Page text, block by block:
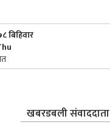
बिहिवार
खबरडबली संवाददाता